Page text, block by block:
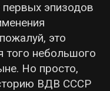
эпизодов
это
того небольшого
Но просто,
ВДВ СССР